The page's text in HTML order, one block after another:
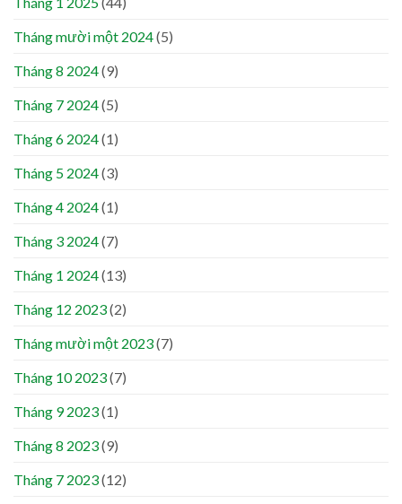
Tháng mười một 2024(5)
Tháng 8 2024(9)
Tháng 7 2024(5)
Tháng 6 2024(1)
Tháng 5 2024(3)
Tháng 4 2024(1)
Tháng 3 2024(7)
Tháng 1 2024(13)
Tháng 12 2023(2)
Tháng mười một 2023(7)
Tháng 10 2023(7)
Tháng 9 2023(1)
Tháng 8 2023(9)
Tháng 7 2023(12)